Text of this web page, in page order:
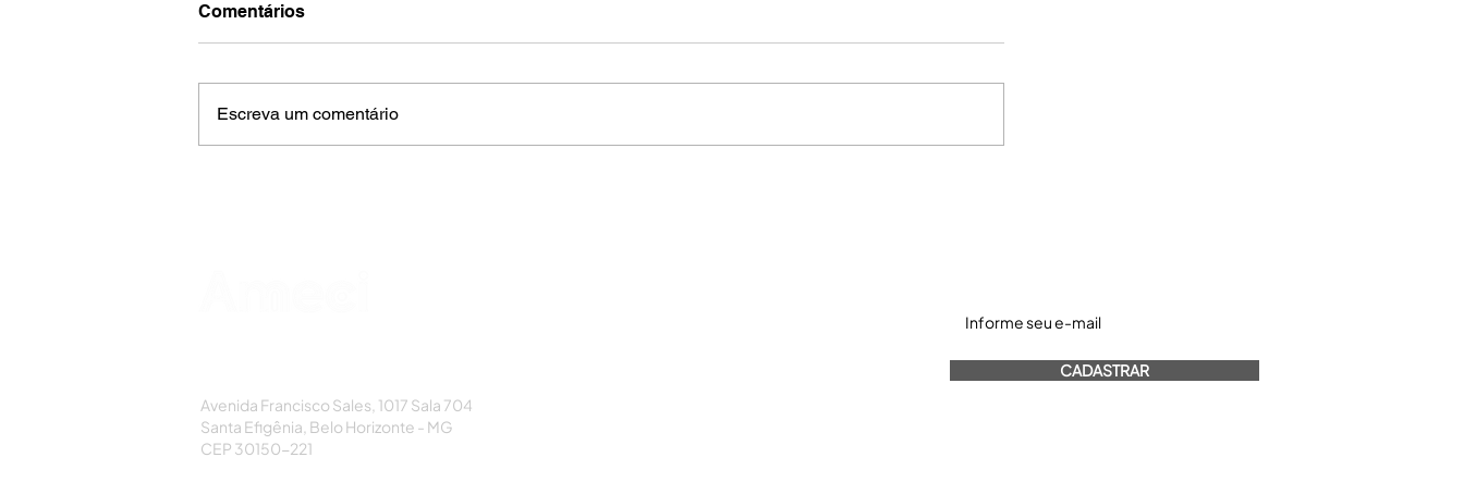
Comentários
Escreva um comentário
Avenida Francisco Sales, 1017 Sala 704
Santa Efigênia, Belo Horizonte - MG
CEP 30150-221
CADASTRAR